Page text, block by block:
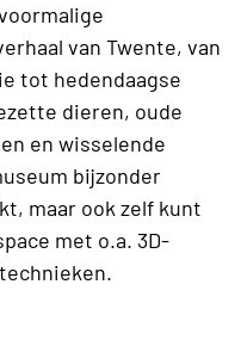
van Twente, van
tot hedendaagse
dieren, oude
en wisselende
bijzonder
maar ook zelf kunt
met o.a. 3D-